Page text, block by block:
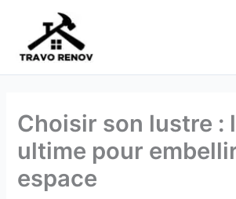
contenu
Choisir son lustre :
ultime pour
espace